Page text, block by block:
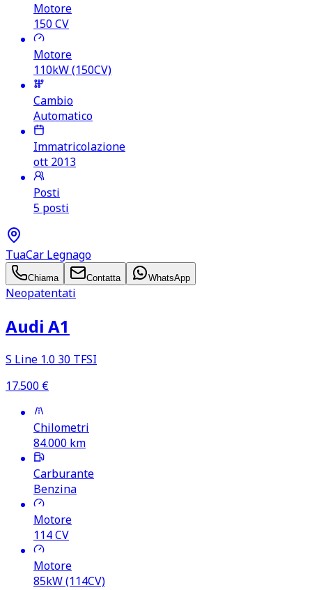
Motore
150CV
Motore
110kW (150CV)
Cambio
Automatico
Immatricolazione
ott 2013
Posti
5 posti
TuaCar Legnago
Chiama Contatta WhatsApp
Neopatentati
Audi A1
S Line 1.0 30 TFSI
17.500 €
Chilometri
84.000 km
Carburante
Benzina
Motore
114CV
Motore
85kW (114CV)